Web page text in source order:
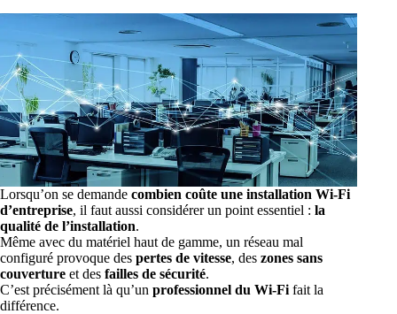
Lorsqu’on se demande combien coûte une installation Wi-Fi
d’entreprise, il faut aussi considérer un point essentiel : la
qualité de l’installation.
Même avec du matériel haut de gamme, un réseau mal
configuré provoque des pertes de vitesse, des zones sans
couverture et des failles de sécurité.
C’est précisément là qu’un professionnel du Wi-Fi fait la
différence.